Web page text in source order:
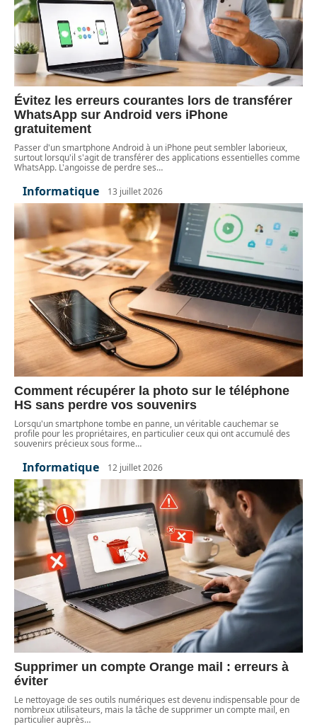
Évitez les erreurs courantes lors de transférer
WhatsApp sur Android vers iPhone
gratuitement
Passer d'un smartphone Android à un iPhone peut sembler laborieux,
surtout lorsqu'il s'agit de transférer des applications essentielles comme
WhatsApp. L'angoisse de perdre ses…
Informatique 13 juillet 2026
Comment récupérer la photo sur le téléphone
HS sans perdre vos souvenirs
Lorsqu'un smartphone tombe en panne, un véritable cauchemar se
profile pour les propriétaires, en particulier ceux qui ont accumulé des
souvenirs précieux sous forme…
Informatique 12 juillet 2026
Supprimer un compte Orange mail : erreurs à
éviter
Le nettoyage de ses outils numériques est devenu indispensable pour de
nombreux utilisateurs, mais la tâche de supprimer un compte mail, en
particulier auprès…